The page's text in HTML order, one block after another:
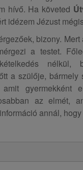
hívő. Ha követed
idézem Jézust
bizony.
a testet.
nélkül,
a szülője, bármely
gyermekként
az elmét,
annál,